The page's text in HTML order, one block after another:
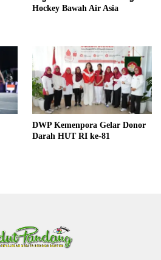
Hockey Bawah Air Asia
DWP Kemenpora Gelar Donor
Darah HUT RI ke-81